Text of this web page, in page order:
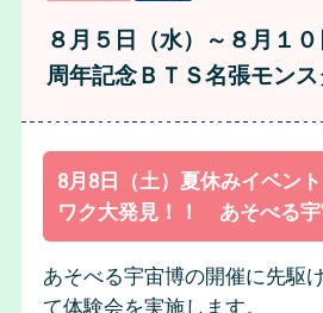
８月５日（水）～８月１
周年記念ＢＴＳ名張モン
8月8日（土）夏休みイベン
ワク大発見！！ あそべる宇
あそべる宇宙博の開催に先駆
て体験会を実施します。